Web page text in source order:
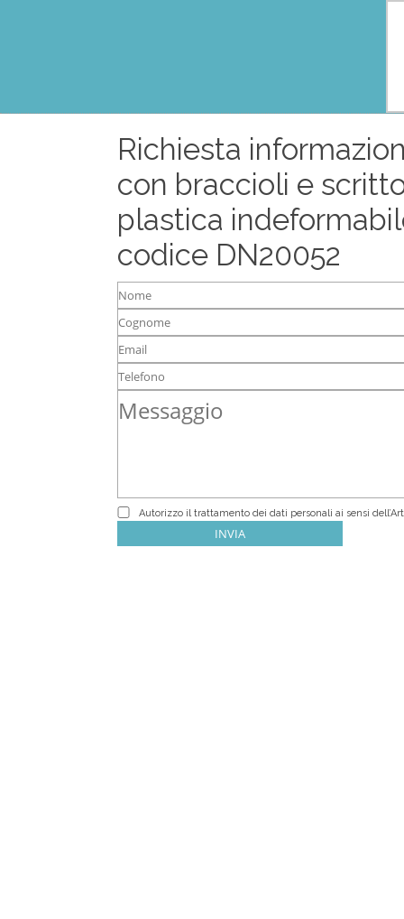
Richiesta
con braccioli e
plastica
codice DN20052
Autorizzo il trattamento dei dati personali ai sensi